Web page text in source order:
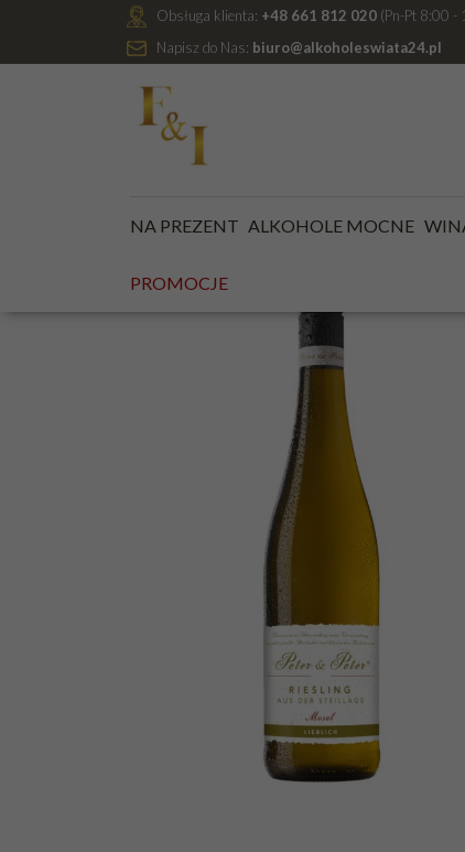
Obsługa klienta: +48 661 812 020 (Pn-Pt 8:00 -
Napisz do Nas: biuro@alkoholeswiata24.pl
NA PREZENT ALKOHOLE MOCNE
PROMOCJE